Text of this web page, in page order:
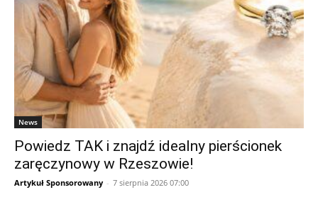
News
Powiedz TAK i znajdź idealny pierścionek
zaręczynowy w Rzeszowie!
Artykuł Sponsorowany - 7 sierpnia 2026 07:00